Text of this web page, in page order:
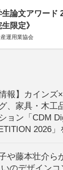
生論文アワード
限定》
運用業協会
情報】カインズ
、家具・木工
ョン「CDM
2026」
や藤本壮介ら